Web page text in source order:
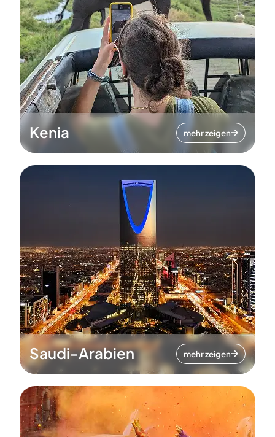
Kenia mehr zeigen
Saudi-Arabien mehr zeigen